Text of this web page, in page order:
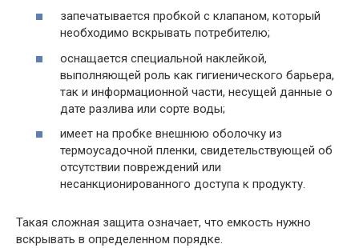
запечатывается пробкой с клапаном, который
необходимо вскрывать потребителю;
оснащается специальной наклейкой,
выполняющей роль как гигиенического барьера,
так и информационной части, несущей данные о
дате разлива или сорте воды;
имеет на пробке внешнюю оболочку из
термоусадочной пленки, свидетельствующей об
отсутствии повреждений или
несанкционированного доступа к продукту.
Такая сложная защита означает, что емкость нужно
вскрывать в определенном порядке.